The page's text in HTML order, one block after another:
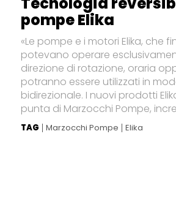
pompe Elika
«Le pompe e i motori Elika, che
potevano operare
direzione di rotazione, oraria
potranno essere utilizzati in
bidirezionale. I nuovi prodotti
punta di Marzocchi Pompe,
TAG Marzocchi Pompe Elika